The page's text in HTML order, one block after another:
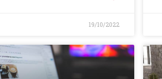
19/10/2022